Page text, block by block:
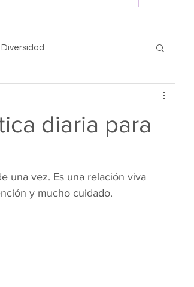
Diversidad
diaria para
una vez. Es una relación viva
y mucho cuidado.